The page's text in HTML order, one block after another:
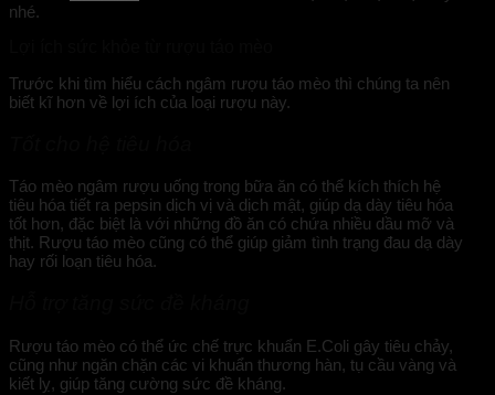
nhé.
Trước khi tìm hiểu cách ngâm rượu táo mèo thì chúng ta nên
biết kĩ hơn về lợi ích của loại rượu này.
Táo mèo ngâm rượu uống trong bữa ăn có thể kích thích hệ
tiêu hóa tiết ra pepsin dịch vị và dịch mật, giúp dạ dày tiêu hóa
tốt hơn, đặc biệt là với những đồ ăn có chứa nhiều dầu mỡ và
thịt. Rượu táo mèo cũng có thể giúp giảm tình trạng đau dạ dày
hay rối loạn tiêu hóa.
Rượu táo mèo có thể ức chế trực khuẩn E.Coli gây tiêu chảy,
cũng như ngăn chặn các vi khuẩn thương hàn, tụ cầu vàng và
kiết lỵ, giúp tăng cường sức đề kháng.